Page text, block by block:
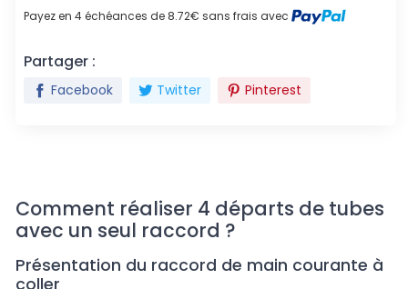
Payez en 4 échéances de 8.72€ sans frais avec
Partager :
Facebook Twitter Pinterest
Comment réaliser 4 départs de tubes
avec un seul raccord ?
Présentation du raccord de main courante à